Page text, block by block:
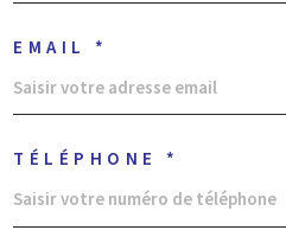
EMAIL *
TÉLÉPHONE *